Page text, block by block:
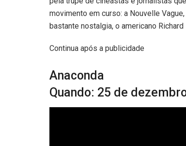
movimento em curso: a Nouvelle
bastante nostalgia, o americano
Continua após a publicidade
Anaconda
Quando: 25 de